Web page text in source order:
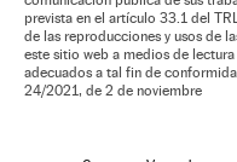
prevista en el artículo 33.1 del
de las reproducciones y usos de
este sitio web a medios de
adecuados a tal fin de
24/2021, de 2 de noviembre